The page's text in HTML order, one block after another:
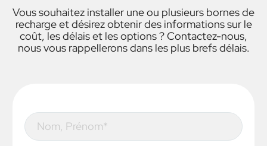
Vous souhaitez installer une ou plusieurs bornes de
recharge et désirez obtenir des informations sur le
coût, les délais et les options ? Contactez-nous,
nous vous rappellerons dans les plus brefs délais.